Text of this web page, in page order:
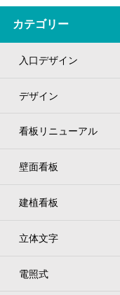
カテゴリー
入口デザイン
デザイン
看板リニューアル
壁面看板
建植看板
立体文字
電照式